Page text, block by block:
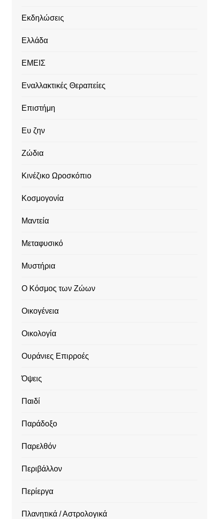
Εκδηλώσεις
Ελλάδα
ΕΜΕΙΣ
Εναλλακτικές Θεραπείες
Επιστήμη
Ευ ζην
Ζώδια
Κινέζικο Ωροσκόπιο
Κοσμογονία
Μαντεία
Μεταφυσικό
Μυστήρια
Ο Κόσμος των Ζώων
Οικογένεια
Οικολογία
Ουράνιες Επιρροές
Όψεις
Παιδί
Παράδοξο
Παρελθόν
Περιβάλλον
Περίεργα
Πλανητικά / Αστρολογικά